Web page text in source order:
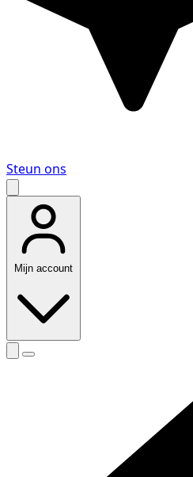
Steun ons
Mijn account